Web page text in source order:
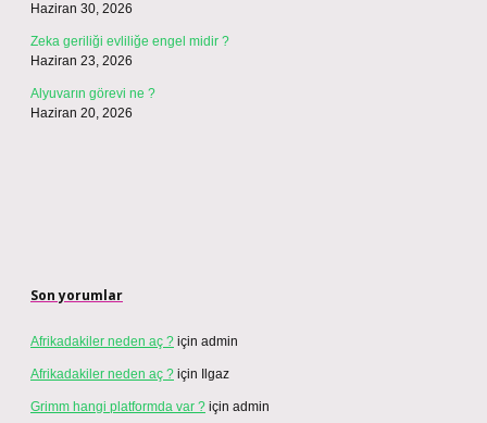
Haziran 30, 2026
Zeka geriliği evliliğe engel midir ?
Haziran 23, 2026
Alyuvarın görevi ne ?
Haziran 20, 2026
Son yorumlar
Afrikadakiler neden aç ? için admin
Afrikadakiler neden aç ? için Ilgaz
Grimm hangi platformda var ? için admin